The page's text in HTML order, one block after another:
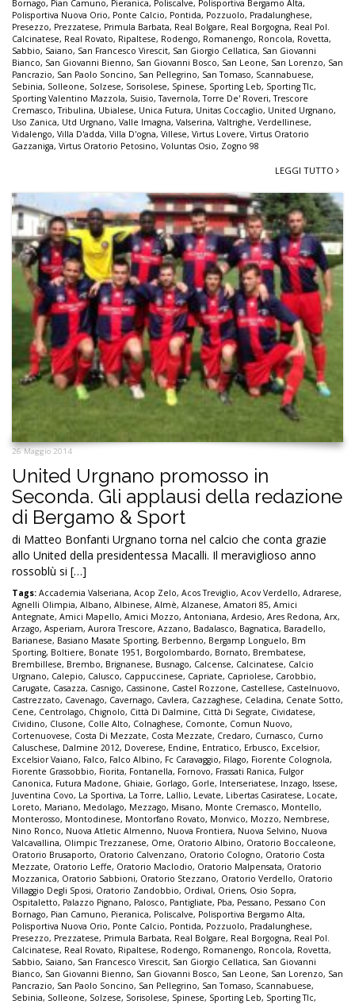
Bornago, Pian Camuno, Pieranica, Poliscalve, Polisportiva Bergamo Alta,
Polisportiva Nuova Orio, Ponte Calcio, Pontida, Pozzuolo, Pradalunghese,
Presezzo, Prezzatese, Primula Barbata, Real Bolgare, Real Borgogna, Real Pol.
Calcinatese, Real Rovato, Ripaltese, Rodengo, Romanengo, Roncola, Rovetta,
Sabbio, Saiano, San Francesco Virescit, San Giorgio Cellatica, San Giovanni
Bianco, San Giovanni Bienno, San Giovanni Bosco, San Leone, San Lorenzo, San
Pancrazio, San Paolo Soncino, San Pellegrino, San Tomaso, Scannabuese,
Sebinia, Solleone, Solzese, Sorisolese, Spinese, Sporting Leb, Sporting Tlc,
Sporting Valentino Mazzola, Suisio,Tavernola,Torre De' Roveri,Trescore
Cremasco,Tribulina, Ubialese, Unica Futura, Unitas Coccaglio, United Urgnano,
Uso Zanica, Utd Urgnano, Valle Imagna, Valserina, Valtrighe, Verdellinese,
Vidalengo, Villa D'adda, Villa D'ogna, Villese, Virtus Lovere, Virtus Oratorio
Gazzaniga, Virtus Oratorio Petosino, Voluntas Osio, Zogno 98
LEGGI TUTTO
26 Maggio 2014
United Urgnano promosso in
Seconda. Gli applausi della redazione
di Bergamo & Sport
di Matteo Bonfanti Urgnano torna nel calcio che conta grazie
allo United della presidentessa Macalli. Il meraviglioso anno
rossoblù si […]
Tags: Accademia Valseriana, Acop Zelo, Acos Treviglio, Acov Verdello, Adrarese,
Agnelli Olimpia, Albano, Albinese, Almè, Alzanese, Amatori 85, Amici
Antegnate, Amici Mapello, Amici Mozzo, Antoniana, Ardesio, Ares Redona, Arx,
Arzago, Asperiam, Aurora Trescore, Azzano, Badalasco, Bagnatica, Baradello,
Barianese, Basiano Masate Sporting, Berbenno, Bergamp Longuelo, Bm
Sporting, Boltiere, Bonate 1951, Borgolombardo, Bornato, Brembatese,
Brembillese, Brembo, Brignanese, Busnago, Calcense, Calcinatese, Calcio
Urgnano, Calepio, Calusco, Cappuccinese, Capriate, Capriolese, Carobbio,
Carugate, Casazza, Casnigo, Cassinone, Castel Rozzone, Castellese, Castelnuovo,
Castrezzato, Cavenago, Cavernago, Cavlera, Cazzaghese, Celadina, Cenate Sotto,
Cene, Centrolago, Chignolo, Città Di Dalmine, Città Di Segrate, Cividatese,
Cividino, Clusone, Colle Alto, Colnaghese, Comonte, Comun Nuovo,
Cortenuovese, Costa Di Mezzate, Costa Mezzate, Credaro, Curnasco, Curno
Caluschese, Dalmine 2012, Doverese, Endine, Entratico, Erbusco, Excelsior,
Excelsior Vaiano, Falco, Falco Albino, Fc Caravaggio, Filago, Fiorente Colognola,
Fiorente Grassobbio, Fiorita, Fontanella, Fornovo, Frassati Ranica, Fulgor
Canonica, Futura Madone, Ghiaie, Gorlago, Gorle, Interseriatese, Inzago, Issese,
Juventina Covo, La Sportiva, La Torre, Lallio, Levate, Libertas Casiratese, Locate,
Loreto, Mariano, Medolago, Mezzago, Misano, Monte Cremasco, Montello,
Monterosso, Montodinese, Montorfano Rovato, Monvico, Mozzo, Nembrese,
Nino Ronco, Nuova Atletic Almenno, Nuova Frontiera, Nuova Selvino, Nuova
Valcavallina, Olimpic Trezzanese, Ome, Oratorio Albino, Oratorio Boccaleone,
Oratorio Brusaporto, Oratorio Calvenzano, Oratorio Cologno, Oratorio Costa
Mezzate, Oratorio Leffe, Oratorio Maclodio, Oratorio Malpensata, Oratorio
Mozzanica, Oratorio Sabbioni, Oratorio Stezzano, Oratorio Verdello, Oratorio
Villaggio Degli Sposi, Oratorio Zandobbio, Ordival, Oriens, Osio Sopra,
Ospitaletto, Palazzo Pignano, Palosco, Pantigliate, Pba, Pessano, Pessano Con
Bornago, Pian Camuno, Pieranica, Poliscalve, Polisportiva Bergamo Alta,
Polisportiva Nuova Orio, Ponte Calcio, Pontida, Pozzuolo, Pradalunghese,
Presezzo, Prezzatese, Primula Barbata, Real Bolgare, Real Borgogna, Real Pol.
Calcinatese, Real Rovato, Ripaltese, Rodengo, Romanengo, Roncola, Rovetta,
Sabbio, Saiano, San Francesco Virescit, San Giorgio Cellatica, San Giovanni
Bianco, San Giovanni Bienno, San Giovanni Bosco, San Leone, San Lorenzo, San
Pancrazio, San Paolo Soncino, San Pellegrino, San Tomaso, Scannabuese,
Sebinia, Solleone, Solzese, Sorisolese, Spinese, Sporting Leb, Sporting Tlc,